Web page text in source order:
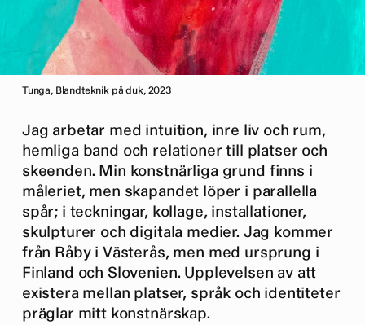
Tunga, Blandteknik på duk, 2023
Jag arbetar med intuition, inre liv och rum,
hemliga band och relationer till platser och
skeenden. Min konstnärliga grund finns i
måleriet, men skapandet löper i parallella
spår; i teckningar, kollage, installationer,
skulpturer och digitala medier. Jag kommer
från Råby i Västerås, men med ursprung i
Finland och Slovenien. Upplevelsen av att
existera mellan platser, språk och identiteter
präglar mitt konstnärskap.